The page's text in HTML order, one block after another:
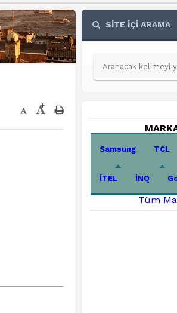
- +
SİTE İÇİ ARAMA
Samsung TCL
İTEL İNQ
Tüm